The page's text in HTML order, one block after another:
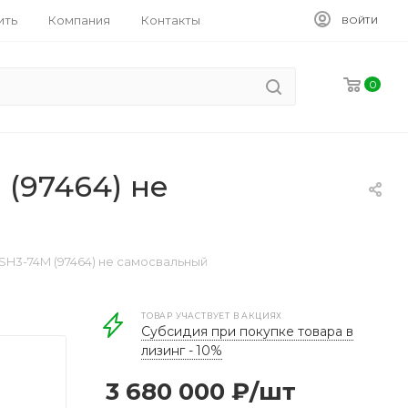
Компания Контакты ВОЙТИ
0
не
74M (97464) не самосвальный
ТОВАР УЧАСТВУЕТ В АКЦИЯХ
Субсидия при покупке товара в
лизинг - 10%
3 680 000 ₽/шт